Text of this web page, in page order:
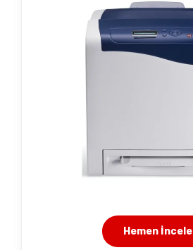
Hemen İncele